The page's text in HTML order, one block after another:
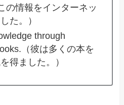
の情報をインターネッ
た。）
through
（彼は多くの本を
得ました。）